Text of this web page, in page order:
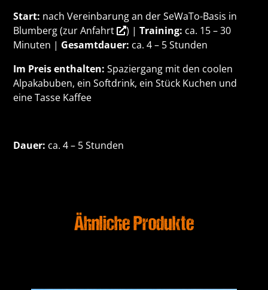
Start: nach Vereinbarung an der SeWaTo-Basis in
Blumberg (zur Anfahrt ) |Training: ca. 15 – 30
Minuten | Gesamtdauer: ca. 4 – 5 Stunden
Im Preis enthalten: Spaziergang mit den coolen
Alpakabuben, ein Softdrink, ein Stück Kuchen und
eine Tasse Kaffee
Dauer: ca. 4 – 5 Stunden
Ähnliche Produkte